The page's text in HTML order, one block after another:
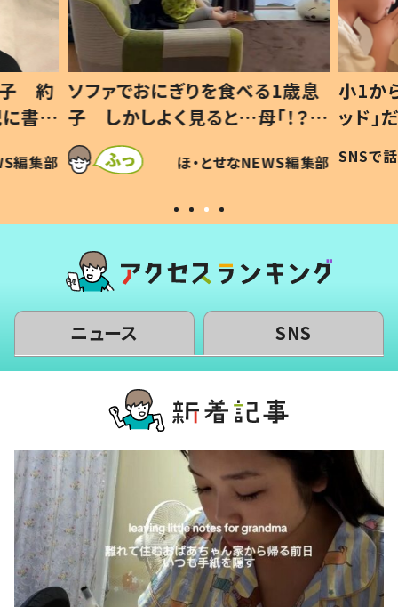
歳息
？」
編集部
小1から不登校、息子は「ギフテ
ッド」だった 父が“ウチ給食”を
作り続ける理由とは #令和の親
#令和の子
SNSで話題 ほ・とせなNEWS編集部
ひ孫
が、抱
「涙
い」
ニュース SNS